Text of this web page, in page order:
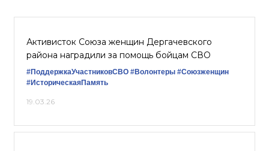
Активисток Союза женщин Дергачевского
района наградили за помощь бойцам СВО
#ПоддержкаУчастниковСВО #Волонтеры #Союзженщин
#ИсторическаяПамять
19.03.26